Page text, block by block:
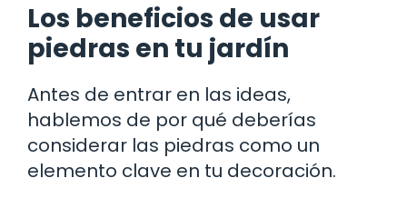
Los beneficios de usar
piedras en tu jardín
Antes de entrar en las ideas,
hablemos de por qué deberías
considerar las piedras como un
elemento clave en tu decoración.